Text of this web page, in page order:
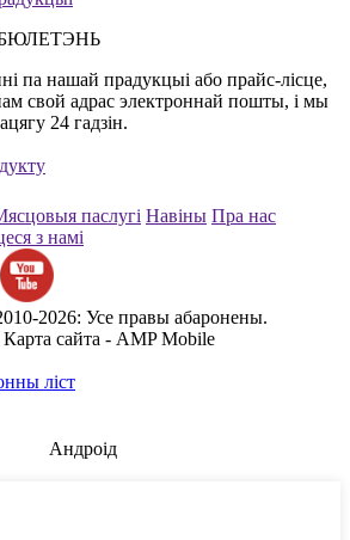
па нашай прадукцыі або прайс-лісце,
свой адрас электроннай пошты, і мы
24 гадзін.
паслугі Навіны Пра нас
з намі
2026: Усе правы абаронены.
сайта - AMP Mobile
ліст
Андроід